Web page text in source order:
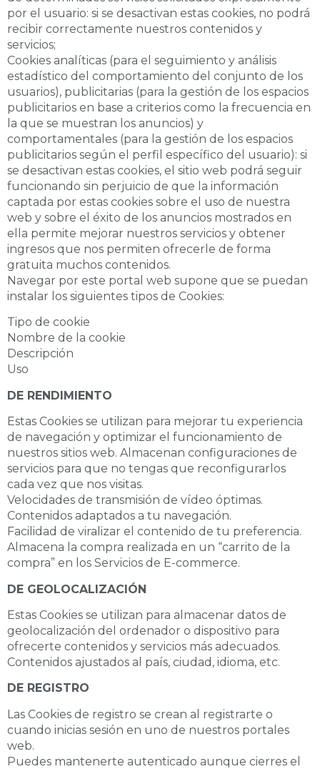
por el usuario: si se desactivan estas cookies, no podrá
recibir correctamente nuestros contenidos y
servicios;
Cookies analíticas (para el seguimiento y análisis
estadístico del comportamiento del conjunto de los
usuarios), publicitarias (para la gestión de los espacios
publicitarios en base a criterios como la frecuencia en
la que se muestran los anuncios) y
comportamentales (para la gestión de los espacios
publicitarios según el perfil específico del usuario): si
se desactivan estas cookies, el sitio web podrá seguir
funcionando sin perjuicio de que la información
captada por estas cookies sobre el uso de nuestra
web y sobre el éxito de los anuncios mostrados en
ella permite mejorar nuestros servicios y obtener
ingresos que nos permiten ofrecerle de forma
gratuita muchos contenidos.
Navegar por este portal web supone que se puedan
instalar los siguientes tipos de Cookies:
Tipo de cookie
Nombre de la cookie
Descripción
Uso
DE RENDIMIENTO
Estas Cookies se utilizan para mejorar tu experiencia
de navegación y optimizar el funcionamiento de
nuestros sitios web. Almacenan configuraciones de
servicios para que no tengas que reconfigurarlos
cada vez que nos visitas.
Velocidades de transmisión de vídeo óptimas.
Contenidos adaptados a tu navegación.
Facilidad de viralizar el contenido de tu preferencia.
Almacena la compra realizada en un “carrito de la
compra” en los Servicios de E-commerce.
DE GEOLOCALIZACIÓN
Estas Cookies se utilizan para almacenar datos de
geolocalización del ordenador o dispositivo para
ofrecerte contenidos y servicios más adecuados.
Contenidos ajustados al país, ciudad, idioma, etc.
DE REGISTRO
Las Cookies de registro se crean al registrarte o
cuando inicias sesión en uno de nuestros portales
web.
Puedes mantenerte autenticado aunque cierres el